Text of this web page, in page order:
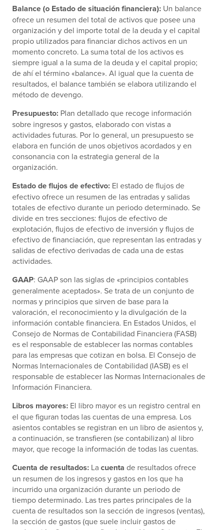
Balance (o Estado de situación financiera): Un balance
ofrece un resumen del total de activos que posee una
organización y del importe total de la deuda y el capital
propio utilizados para financiar dichos activos en un
momento concreto. La suma total de los activos es
siempre igual a la suma de la deuda y el capital propio;
de ahí el término «balance». Al igual que la cuenta de
resultados, el balance también se elabora utilizando el
método de devengo.
Presupuesto: Plan detallado que recoge información
sobre ingresos y gastos, elaborado con vistas a
actividades futuras. Por lo general, un presupuesto se
elabora en función de unos objetivos acordados y en
consonancia con la estrategia general de la
organización.
Estado de flujos de efectivo: El estado de flujos de
efectivo ofrece un resumen de las entradas y salidas
totales de efectivo durante un periodo determinado. Se
divide en tres secciones: flujos de efectivo de
explotación, flujos de efectivo de inversión y flujos de
efectivo de financiación, que representan las entradas y
salidas de efectivo derivadas de cada una de estas
actividades.
GAAP: GAAP son las siglas de «principios contables
generalmente aceptados». Se trata de un conjunto de
normas y principios que sirven de base para la
valoración, el reconocimiento y la divulgación de la
información contable financiera. En Estados Unidos, el
Consejo de Normas de Contabilidad Financiera (FASB)
es el responsable de establecer las normas contables
para las empresas que cotizan en bolsa. El Consejo de
Normas Internacionales de Contabilidad (IASB) es el
responsable de establecer las Normas Internacionales de
Información Financiera.
Libros mayores: El libro mayor es un registro central en
el que figuran todas las cuentas de una empresa. Los
asientos contables se registran en un libro de asientos y,
a continuación, se transfieren (se contabilizan) al libro
mayor, que recoge la información de todas las cuentas.
Cuenta de resultados: Lacuenta de resultados ofrece
un resumen de los ingresos y gastos en los que ha
incurrido una organización durante un periodo de
tiempo determinado. Las tres partes principales de la
cuenta de resultados son la sección de ingresos (ventas),
la sección de gastos (que suele incluir gastos de